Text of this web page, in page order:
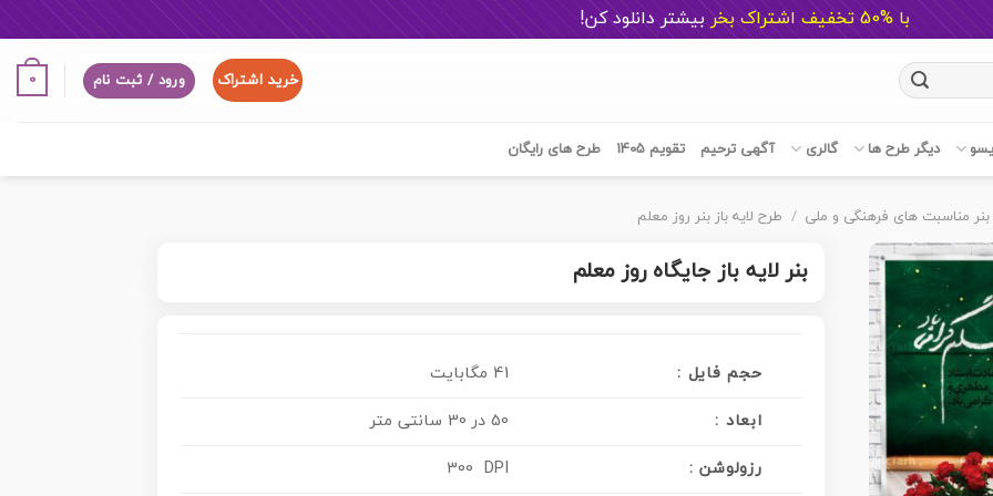
با %50 تخفیف اشتراک بخر بیشتر دانلود کن!
خرید اشتراک ورود / ثبت نام 0
دیگر طرح ها گالری آگهی ترحیم تقویم 1405 طرح های رایگان
بنر مناسبت های فرهنگی و ملی / طرح لایه باز بنر روز معلم
بنر لایه باز جایگاه روز معلم
حجم فایل : 41 مگابایت
ابعاد : 50 در 30 سانتی متر
رزولوشن : 300 DPI